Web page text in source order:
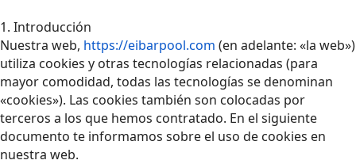
1. Introducción
Nuestra web, https://eibarpool.com (en adelante: «la web»)
utiliza cookies y otras tecnologías relacionadas (para
mayor comodidad, todas las tecnologías se denominan
«cookies»). Las cookies también son colocadas por
terceros a los que hemos contratado. En el siguiente
documento te informamos sobre el uso de cookies en
nuestra web.